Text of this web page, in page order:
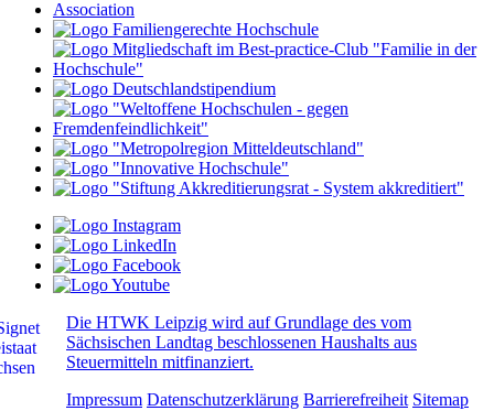
Die HTWK Leipzig wird auf Grundlage des vom
Sächsischen Landtag beschlossenen Haushalts aus
Steuermitteln mitfinanziert.
Impressum Datenschutzerklärung Barrierefreiheit Sitemap